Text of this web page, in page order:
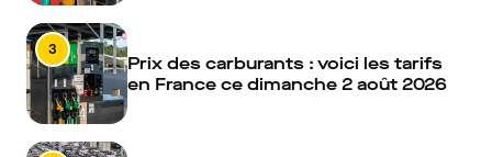
3
Prix des carburants : voici les tarifs
en France ce dimanche 2 août 2026